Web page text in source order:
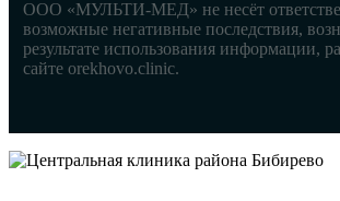
ООО «МУЛЬТИ-МЕД» не несёт
возможные негативные последствия,
результате использования информации,
сайте orekhovo.clinic.